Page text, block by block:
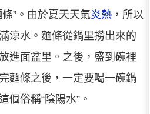
”。由於夏天天氣炎熱 ，所以
涼水。麵條從鍋里撈出來的
進面盆里。之後，盛到碗裡
麵條之後，一定要喝一碗鍋
個俗稱“陰陽水”。